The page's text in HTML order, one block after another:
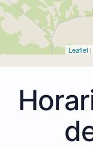
Leaflet